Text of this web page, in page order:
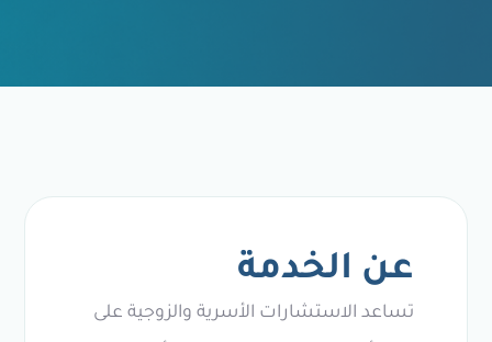
عن الخدمة
تساعد الاستشارات الأسرية والزوجية على